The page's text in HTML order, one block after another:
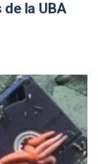
la UBA